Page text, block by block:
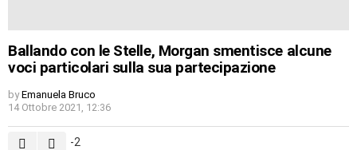
Ballando con le Stelle, Morgan smentisce alcune
voci particolari sulla sua partecipazione
by Emanuela Bruco
14 Ottobre 2021, 12:36
-2